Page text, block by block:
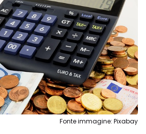
Fonte immagine: Pixabay